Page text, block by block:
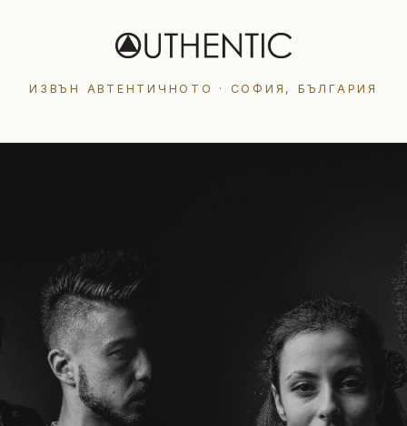
ИЗВЪН АВТЕНТИЧНОТО · СОФИЯ, БЪЛГАРИЯ